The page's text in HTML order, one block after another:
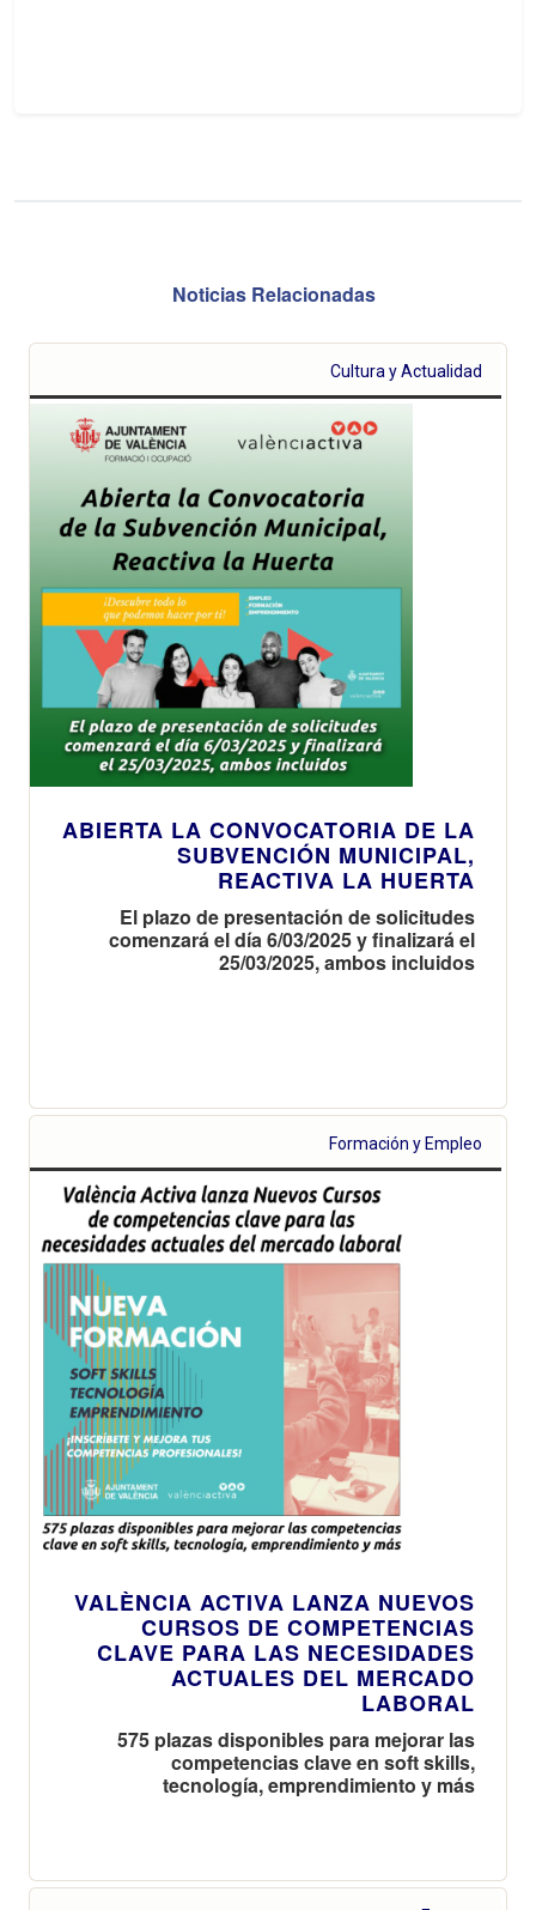
Noticias Relacionadas
Cultura y Actualidad
ABIERTA LA CONVOCATORIA DE LA
SUBVENCIÓN MUNICIPAL,
REACTIVA LA HUERTA
El plazo de presentación de solicitudes
comenzará el día 6/03/2025 y finalizará el
25/03/2025, ambos incluidos
Formación y Empleo
VALÈNCIA ACTIVA LANZA NUEVOS
CURSOS DE COMPETENCIAS
CLAVE PARA LAS NECESIDADES
ACTUALES DEL MERCADO
LABORAL
575 plazas disponibles para mejorar las
competencias clave en soft skills,
tecnología, emprendimiento y más